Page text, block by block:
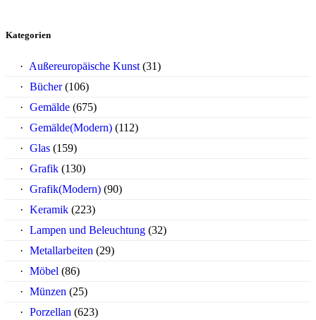
Kategorien
Außereuropäische Kunst (31)
Bücher (106)
Gemälde (675)
Gemälde(Modern) (112)
Glas (159)
Grafik (130)
Grafik(Modern) (90)
Keramik (223)
Lampen und Beleuchtung (32)
Metallarbeiten (29)
Möbel (86)
Münzen (25)
Porzellan (623)